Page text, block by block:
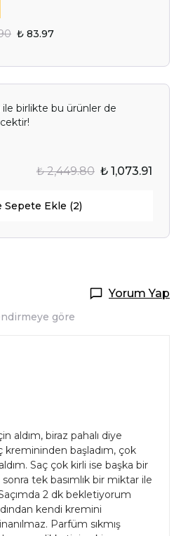
₺ 83.97
birlikte bu ürünler de
₺ 2,449.80 ₺ 1,073.91
Sepete Ekle (2)
Yorum Yap
göre
aldım, biraz pahalı diye
kremininden başladım, çok
Saç çok kirli ise başka bir
tek basımlık bir miktar ile
2 dk bekletiyorum
kendi kremini
Parfüm sıkmış